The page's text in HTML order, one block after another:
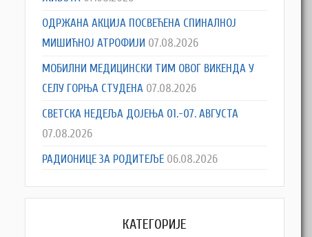
ОДРЖАНА АКЦИЈА ПОСВЕЋЕНА СПИНАЛНОЈ
МИШИЋНОЈ АТРОФИЈИ 07.08.2026
МОБИЛНИ МЕДИЦИНСКИ ТИМ ОВОГ ВИКЕНДА У
СЕЛУ ГОРЊА СТУДЕНА 07.08.2026
СВЕТСКА НЕДЕЉА ДОЈЕЊА 01.-07. АВГУСТА
07.08.2026
РАДИОНИЦЕ ЗА РОДИТЕЉЕ 06.08.2026
КАТЕГОРИЈЕ